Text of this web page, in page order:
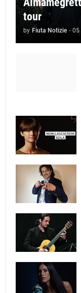
tour
by Fiuta Notizie - 05